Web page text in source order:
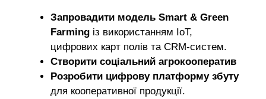
Запровадити модель Smart & Green
Farming із використанням IoT,
цифрових карт полів та CRM-систем.
Створити соціальний агрокооператив
Розробити цифрову платформу збуту
для кооперативної продукції.